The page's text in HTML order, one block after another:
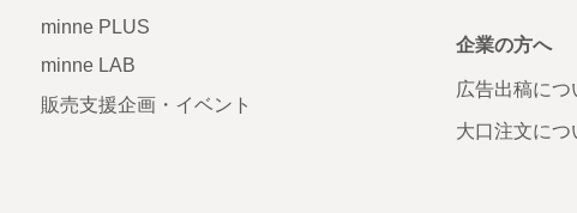
minne PLUS
minne LAB
販売支援企画・イベント
企業の方へ
広告出稿につ
大口注文につ